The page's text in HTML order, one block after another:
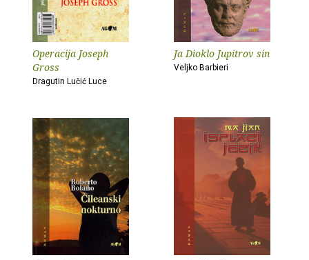
Operacija Joseph
Gross
Dragutin Lučić Luce
Ja Dioklo Jupitrov sin
Veljko Barbieri